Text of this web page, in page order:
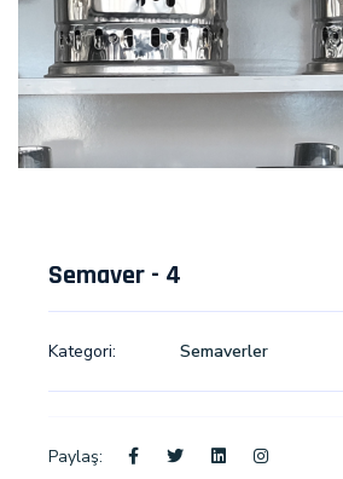
Semaver - 4
Kategori: Semaverler
Paylaş: